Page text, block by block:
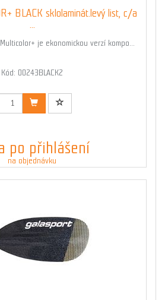
BLACK sklolaminát.levý list, c/a
je ekonomickou verzí kompo...
Kód: 00243BLACK2
po přihlášení
na objednávku